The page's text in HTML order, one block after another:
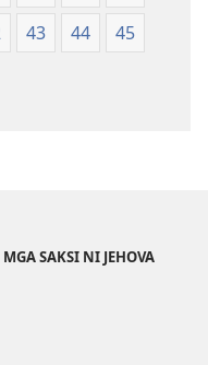
nga
Kasuratan
43 44
45
SAKSI NI JEHOVA